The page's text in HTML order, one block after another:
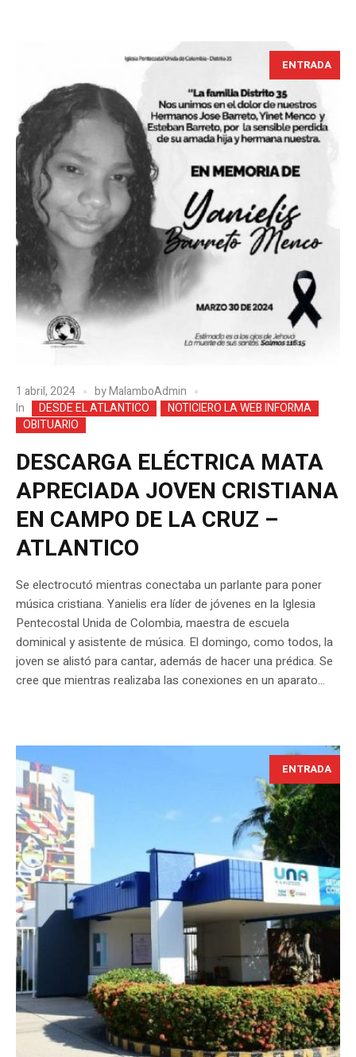
ENTRADA
1 abril, 2024 byMalamboAdmin
In
DESDE EL ATLANTICO
NOTICIERO LA WEB INFORMA
OBITUARIO
DESCARGA ELÉCTRICA MATA
APRECIADA JOVEN CRISTIANA
EN CAMPO DE LA CRUZ –
ATLANTICO
Se electrocutó mientras conectaba un parlante para poner
música cristiana. Yanielis era líder de jóvenes en la Iglesia
Pentecostal Unida de Colombia, maestra de escuela
dominical y asistente de música. El domingo, como todos, la
joven se alistó para cantar, además de hacer una prédica. Se
cree que mientras realizaba las conexiones en un aparato...
ENTRADA